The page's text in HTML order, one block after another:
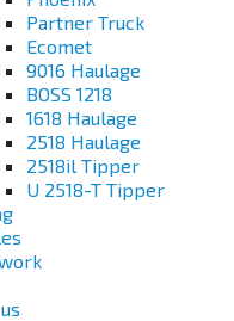
Partner Truck
Ecomet
9016 Haulage
BOSS 1218
1618 Haulage
2518 Haulage
2518il Tipper
U 2518-T Tipper